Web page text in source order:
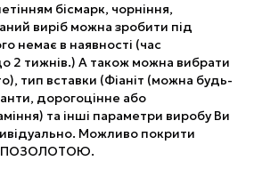
бісмарк, чорніння,
виріб можна зробити під
немає в наявності (час
2 тижнів.) А також можна вибрати
тип вставки (Фіаніт (можна будь-
дорогоцінне або
та інші параметри виробу Ви
Можливо покрити
ПОЗОЛОТОЮ.